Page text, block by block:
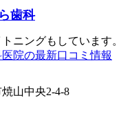
歯科
ニングもしています。
院の最新口コミ情報
山中央2-4-8